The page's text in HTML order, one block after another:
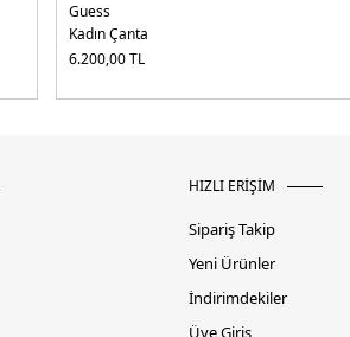
Guess
Kadın Çanta
6.200,00TL
HIZLI ERİŞİM
Sipariş Takip
Yeni Ürünler
İndirimdekiler